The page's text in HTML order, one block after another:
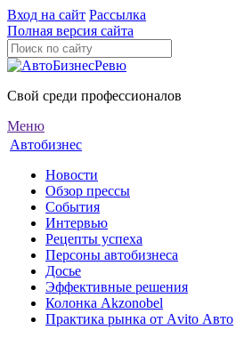
Вход на сайт Рассылка
Полная версия сайта
Свой среди профессионалов
Меню
Автобизнес
Новости
Обзор прессы
События
Интервью
Рецепты успеха
Персоны автобизнеса
Досье
Эффективные решения
Колонка Akzonobel
Практика рынка от Аvito Авто